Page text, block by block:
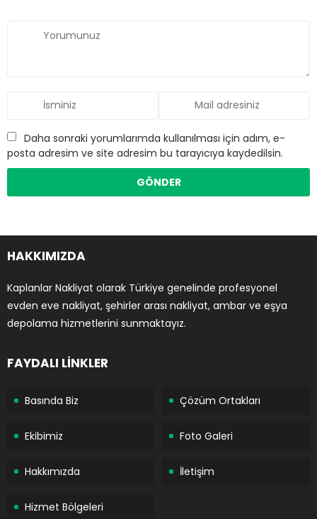
Daha sonraki yorumlarımda kullanılması için adım, e-
posta adresim ve site adresim bu tarayıcıya kaydedilsin.
HAKKIMIZDA
Kaplanlar Nakliyat olarak Türkiye genelinde profesyonel
evden eve nakliyat, şehirler arası nakliyat, ambar ve eşya
depolama hizmetlerini sunmaktayız.
FAYDALI LİNKLER
Basında Biz Çözüm Ortakları
Ekibimiz Foto Galeri
Hakkımızda İletişim
Hizmet Bölgeleri